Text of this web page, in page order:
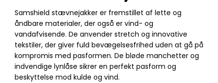
Samshield stævnejakker er fremstillet af lette og
åndbare materialer, der også er vind- og
vandafvisende. De anvender stretch og innovative
tekstiler, der giver fuld bevægelsesfrihed uden at gå på
kompromis med pasformen. De bløde manchetter og
indvendige lynlåse sikrer en perfekt pasform og
beskyttelse mod kulde og vind.